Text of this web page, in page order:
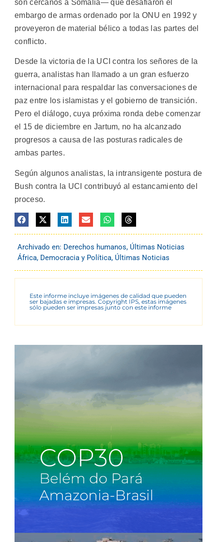
son cercanos a Somalia— que desafiaron el
embargo de armas ordenado por la ONU en 1992 y
proveyeron de material bélico a todas las partes del
conflicto.
Desde la victoria de la UCI contra los señores de la
guerra, analistas han llamado a un gran esfuerzo
internacional para respaldar las conversaciones de
paz entre los islamistas y el gobierno de transición.
Pero el diálogo, cuya próxima ronda debe comenzar
el 15 de diciembre en Jartum, no ha alcanzado
progresos a causa de las posturas radicales de
ambas partes.
Según algunos analistas, la intransigente postura de
Bush contra la UCI contribuyó al estancamiento del
proceso.
Archivado en: Derechos humanos, Últimas Noticias
África, Democracia y Política, Últimas Noticias
Este informe incluye imágenes de calidad que pueden
ser bajadas e impresas. Copyright IPS, estas imágenes
sólo pueden ser impresas junto con este informe